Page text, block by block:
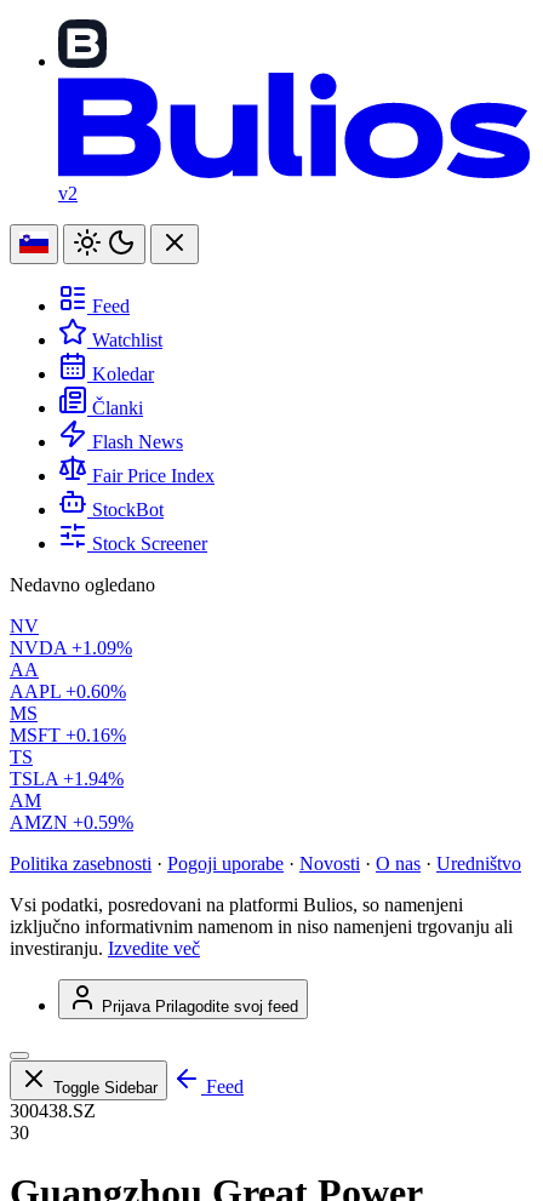
v2
Feed
Watchlist
Koledar
Članki
Flash News
Fair Price Index
StockBot
Stock Screener
Nedavno ogledano
NV
NVDA +1.09%
AA
AAPL +0.60%
MS
MSFT +0.16%
TS
TSLA +1.94%
AM
AMZN +0.59%
Politika zasebnosti · Pogoji uporabe · Novosti · O nas · Uredništvo
Vsi podatki, posredovani na platformi Bulios, so namenjeni
izključno informativnim namenom in niso namenjeni trgovanju ali
investiranju. Izvedite več
Prijava Prilagodite svoj feed
Toggle Sidebar
Feed
300438.SZ
30
Guangzhou Great Power